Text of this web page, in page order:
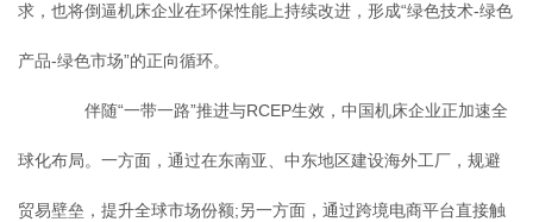
求，也将倒逼机床企业在环保性能上持续改进，形成“绿色技术-绿色
产品-绿色市场”的正向循环。
伴随“一带一路”推进与RCEP生效，中国机床企业正加速全
球化布局。一方面，通过在东南亚、中东地区建设海外工厂，规避
贸易壁垒，提升全球市场份额;另一方面，通过跨境电商平台直接触